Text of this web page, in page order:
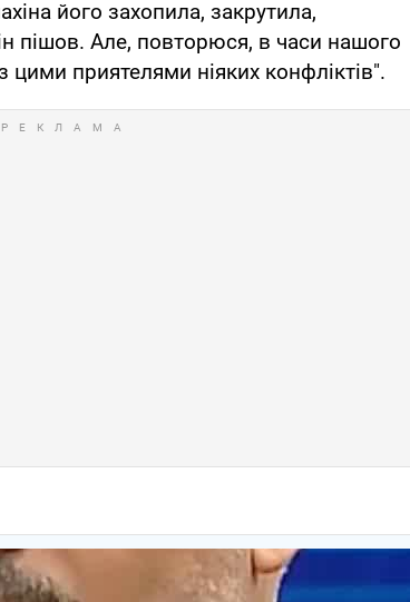
його захопила, закрутила,
пішов. Але, повторюся, в часи нашого
цими приятелями ніяких конфліктів".